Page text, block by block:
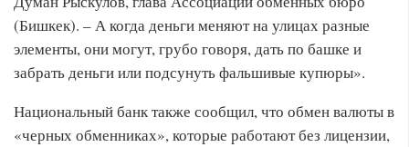
(Бишкек). – ​А когда деньги меняют на улицах разные
элементы, они могут, грубо говоря, дать по башке и
забрать деньги или подсунуть фальшивые купюры».
Национальный банк также сообщил, что обмен валюты в
«черных обменниках», которые работают без лицензии,